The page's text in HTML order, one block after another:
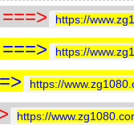
https://
https://
https://
https://